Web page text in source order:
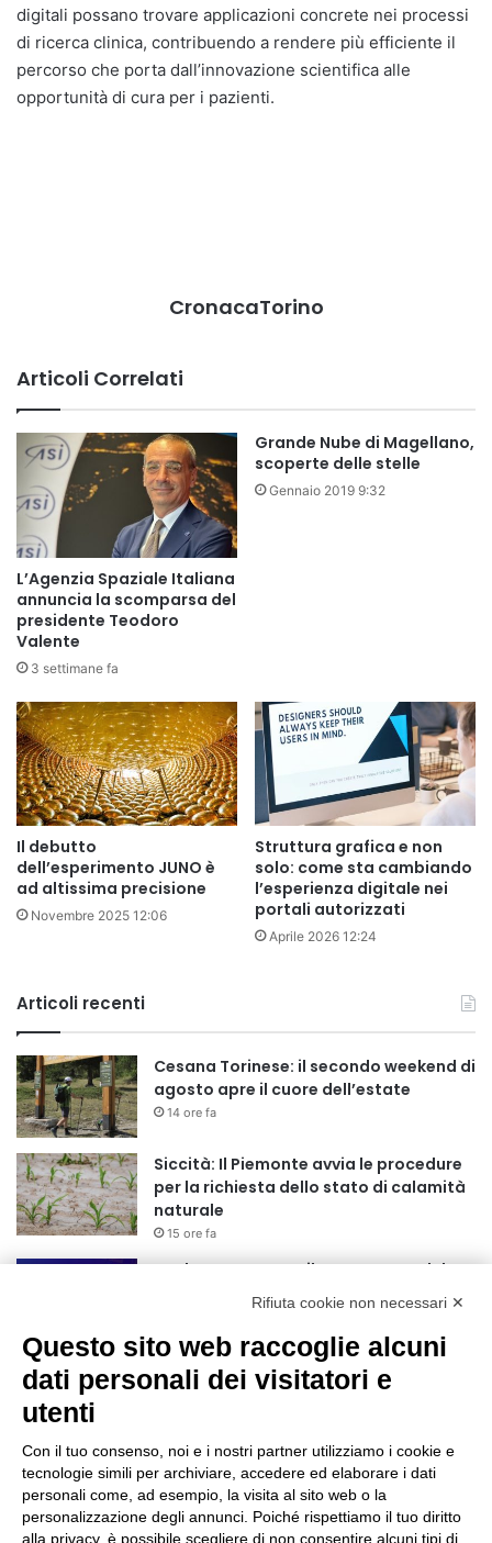
digitali possano trovare applicazioni concrete nei processi
di ricerca clinica, contribuendo a rendere più efficiente il
percorso che porta dall’innovazione scientifica alle
opportunità di cura per i pazienti.
CronacaTorino
Articoli Correlati
L’Agenzia Spaziale Italiana
annuncia la scomparsa del
presidente Teodoro
Valente
3 settimane fa
Grande Nube di Magellano,
scoperte delle stelle
Gennaio 2019 9:32
Il debutto
dell’esperimento JUNO è
ad altissima precisione
Novembre 2025 12:06
Struttura grafica e non
solo: come sta cambiando
l’esperienza digitale nei
portali autorizzati
Aprile 2026 12:24
Articoli recenti
Cesana Torinese: il secondo weekend di
agosto apre il cuore dell’estate
14 ore fa
Siccità: Il Piemonte avvia le procedure
per la richiesta dello stato di calamità
naturale
15 ore fa
Reale Mutua, ecco il programma del
precampionato
Nidi comunali: dalla Regione 1,5 milioni
di euro per ampliare gli orari dei servizi
Eclissi di Sole del 12 agosto: potenziati i
collegamenti verso la collina
21 ore fa
Rifiuta cookie non necessari ✕
Questo sito web raccoglie alcuni
dati personali dei visitatori e
utenti
Con il tuo consenso, noi e i nostri partner utilizziamo i cookie e
tecnologie simili per archiviare, accedere ed elaborare i dati
personali come, ad esempio, la visita al sito web o la
personalizzazione degli annunci. Poiché rispettiamo il tuo diritto
alla privacy, è possibile scegliere di non consentire alcuni tipi di